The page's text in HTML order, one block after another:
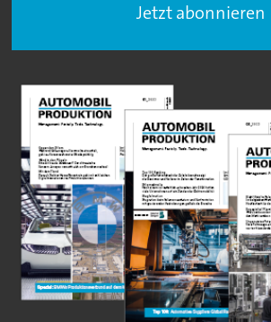
Jetzt abonnieren